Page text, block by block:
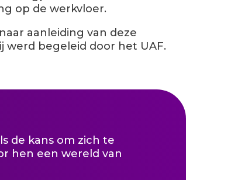
op de werkvloer.
naar aanleiding van deze
werd begeleid door het UAF.
de kans om zich te
hen een wereld van